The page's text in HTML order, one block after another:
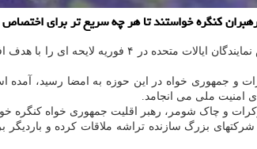
و جمهوری خواه در این حوزه به امضا رسید،
امنیت ملی می انجامد.
و چاک شومر، رهبر اقلیت جمهوری خواه کنگره